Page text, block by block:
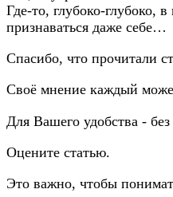
Где-то, глубоко-глубоко,
признаваться даже себе…
Спасибо, что прочитали
Своё мнение каждый
Для Вашего удобства -
Оцените статью.
Это важно, чтобы